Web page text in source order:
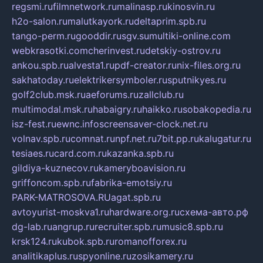
regsmi.rufilmnetwork.rumalinasp.rukinosvin.ru
h2o-salon.rumalutkayork.rudeltaprim.spb.ru
tango-perm.rugooddir.rusgv.sumultiki-online.com
webkrasotki.comcherinvest.rudetskiy-ostrov.ru
ankou.spb.rualvesta1.rupdf-creator.runix-files.org.ru
sakhatoday.ruelektrikersymboler.rusputnikyes.ru
golf2club.msk.ruaeforums.ruzallclub.ru
multimodal.msk.ruhabaigry.ruhaikko.rusobakopedia.ru
isz-fest.ruewnc.infoscreensaver-clock.net.ru
volnav.spb.rucomnat.runpf.net.ru7bit.pp.rukalugatur.ru
tesiaes.rucard.com.rukazanka.spb.ru
gildiya-kuznecov.rukameryboavision.ru
griffoncom.spb.rufabrika-emotsiy.ru
PARK-MATROSOVA.RUagat.spb.ru
avtoyurist-moskva1.ruhardware.org.ruсхема-авто.рф
dg-lab.ruangrup.rurecruiter.spb.rumusic8.spb.ru
krsk124.rukubok.spb.ruromanofforex.ru
analitikaplus.ruspyonline.ruzosikamery.ru